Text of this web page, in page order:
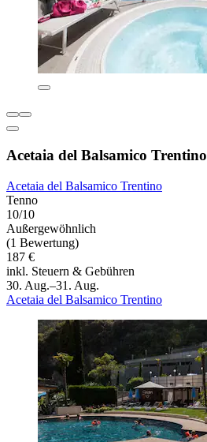
Acetaia del Balsamico Trentino
Acetaia del Balsamico Trentino
Tenno
10/10
Außergewöhnlich
(1 Bewertung)
187 €
inkl. Steuern & Gebühren
30. Aug.–31. Aug.
Acetaia del Balsamico Trentino